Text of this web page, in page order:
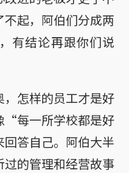
起，阿伯们分成两
有结论再跟你们说
怎样的员工才是好
“每一所学校都是好
答自己。阿伯大半
的管理和经营故事